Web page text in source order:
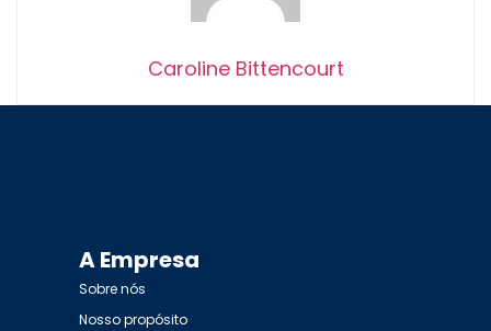
Caroline Bittencourt
A Empresa
Sobre nós
Nosso propósito